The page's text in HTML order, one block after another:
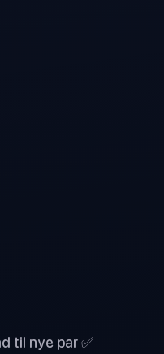
til nye par ✅